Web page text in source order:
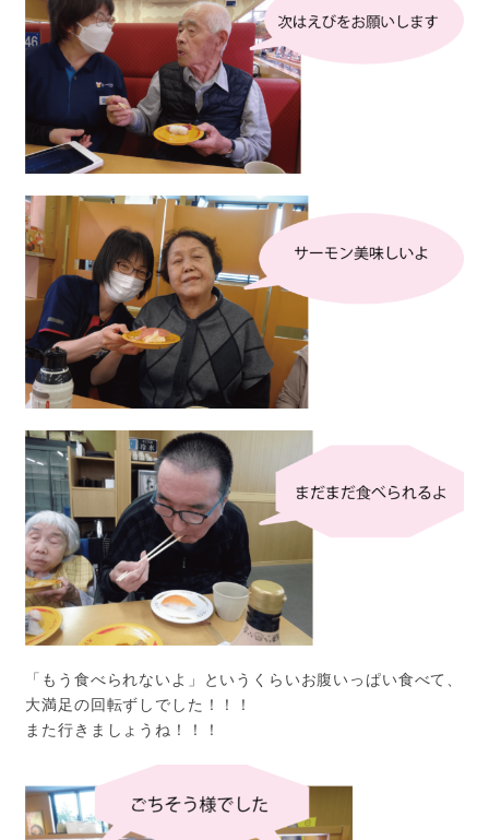
「もう食べられないよ」というくらいお腹いっぱい食べて、
大満足の回転ずしでした！！！
また行きましょうね！！！